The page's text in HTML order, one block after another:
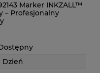
Marker INKZALL™
– Profesjonalny
Dzień